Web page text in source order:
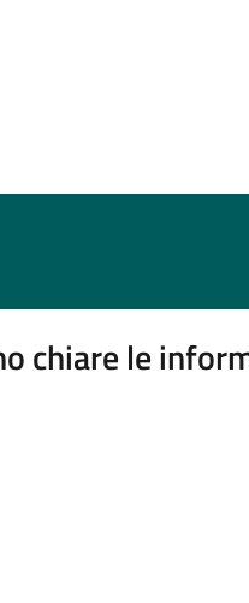
chiare le